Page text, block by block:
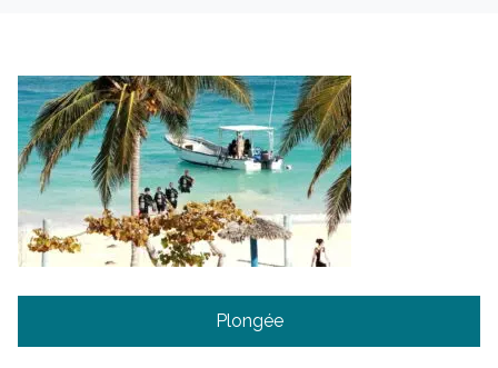
Navigation
de
Plongée